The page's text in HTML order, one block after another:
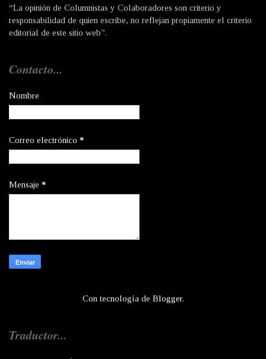
“La opinión de Columnistas y Colaboradores son criterio y
responsabilidad de quien escribe, no reflejan propiamente el criterio
editorial de este sitio web”.
Contacto...
Nombre
Correo electrónico *
Mensaje *
Con tecnología de Blogger.
Traductor...